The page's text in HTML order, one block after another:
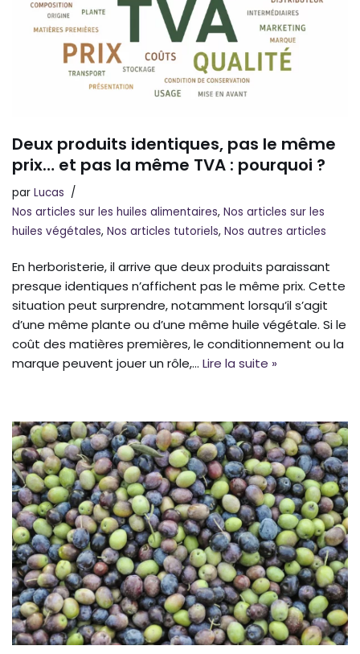
Deux produits identiques, pas le même
prix… et pas la même TVA : pourquoi ?
par Lucas
Nos articles sur les huiles alimentaires, Nos articles sur les
huiles végétales, Nos articles tutoriels, Nos autres articles
En herboristerie, il arrive que deux produits paraissant
presque identiques n’affichent pas le même prix. Cette
situation peut surprendre, notamment lorsqu’il s’agit
d’une même plante ou d’une même huile végétale. Si le
coût des matières premières, le conditionnement ou la
marque peuvent jouer un rôle,… Lire la suite »